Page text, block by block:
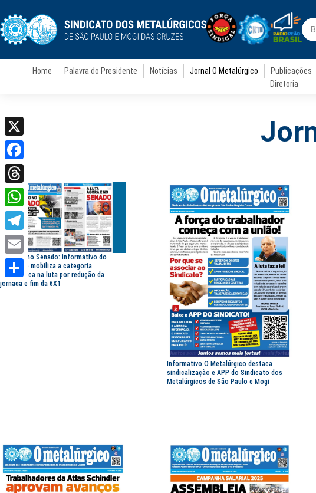
Home Palavra do Presidente Notícias Jornal O Metalúrgico Publicações
Diretoria
Pressão no Senado: informativo do
Sindicato mobiliza a categoria
metalúrgica na luta por redução da
jornada e fim da 6X1
Informativo O Metalúrgico destaca
sindicalização e APP do Sindicato dos
Metalúrgicos de São Paulo e Mogi
X
Facebook
Threads
WhatsApp
Telegram
Email
Share